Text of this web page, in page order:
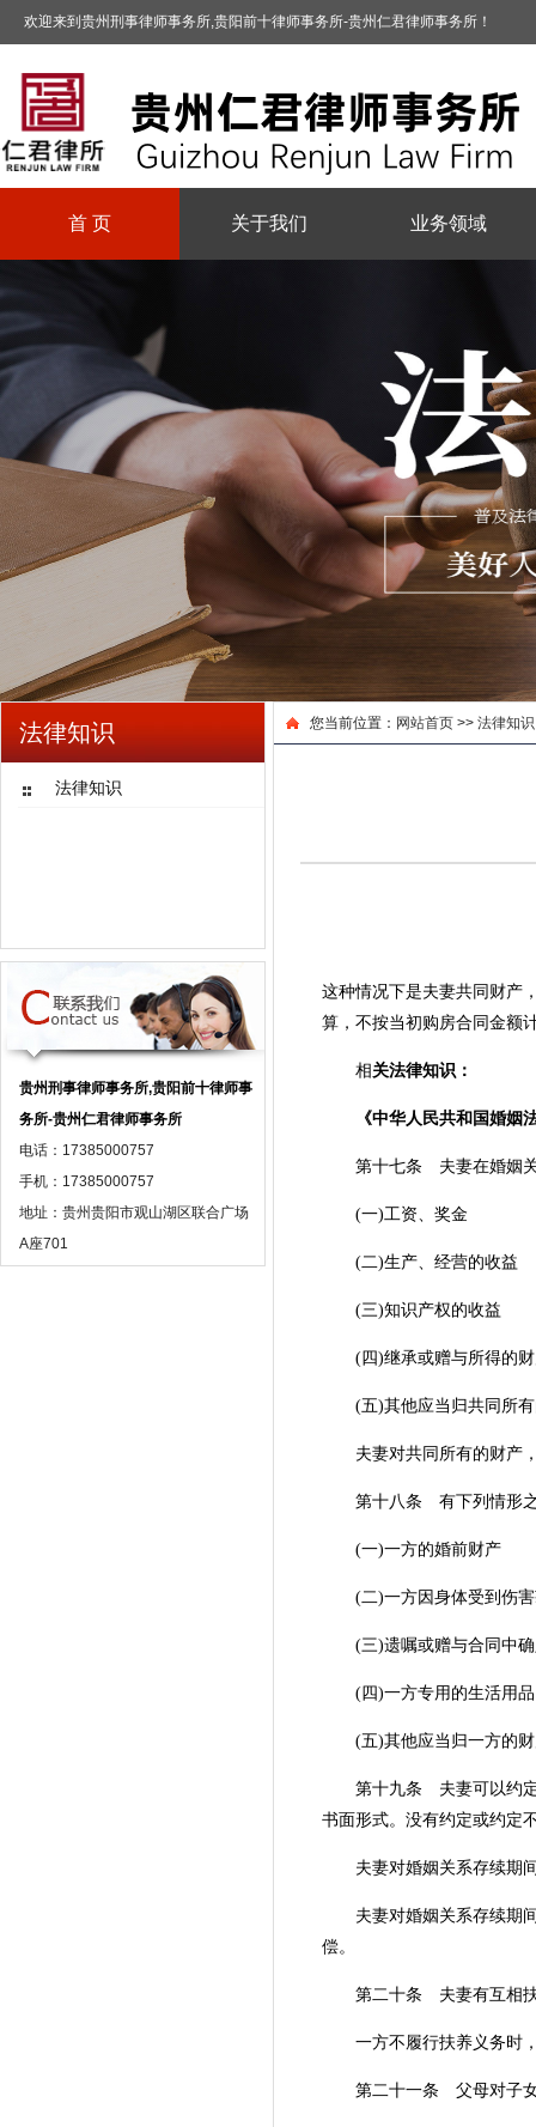
欢迎来到贵州刑事律师事务所,贵阳前十律师事务所-贵州仁君律师事务所！
首 页 关于我们 业务领域
法律知识
法律知识
贵州刑事律师事务所,贵阳前十律师事
务所-贵州仁君律师事务所
电话：17385000757
手机：17385000757
地址：贵州贵阳市观山湖区联合广场
A座701
您当前位置： 网站首页 >> 法律知识
这种情况下是夫妻共同财产
算，不按当初购房合同金额
相关法律知识：
《中华人民共和国婚姻法
第十七条 夫妻在婚姻关
(一)工资、奖金
(二)生产、经营的收益
(三)知识产权的收益
(四)继承或赠与所得的财
(五)其他应当归共同所有
夫妻对共同所有的财产，
第十八条 有下列情形之
(一)一方的婚前财产
(二)一方因身体受到伤害
(三)遗嘱或赠与合同中确
(四)一方专用的生活用品
(五)其他应当归一方的财
第十九条 夫妻可以约定婚
书面形式。没有约定或约定
夫妻对婚姻关系存续期间
夫妻对婚姻关系存续期间
偿。
第二十条 夫妻有互相扶
一方不履行扶养义务时，
第二十一条 父母对子女